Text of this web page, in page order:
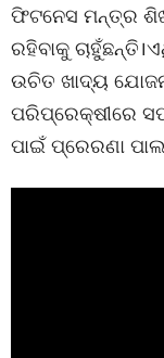
ଫିଟନେସ ମନ୍ତ୍ର
ରହିବାକୁ
ଉଚିତ ଖାଦ୍ୟ
ପରିପ୍ରେକ୍ଷୀରେ
ପାଇଁ ପ୍ରେରଣା